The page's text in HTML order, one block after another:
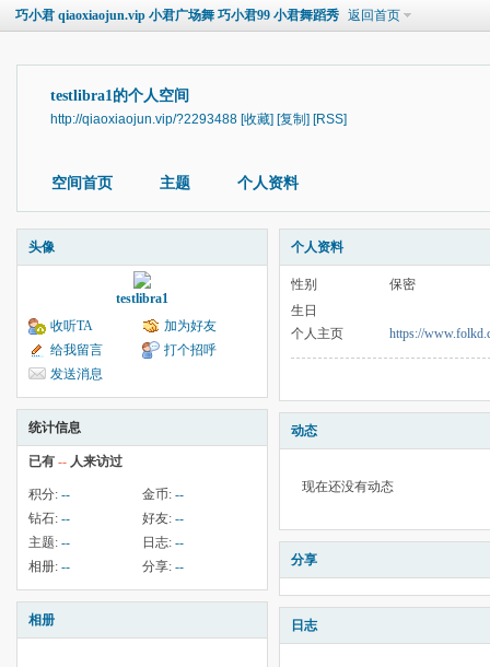
巧小君 qiaoxiaojun.vip 小君广场舞 巧小君99 小君舞蹈秀 返回首页
testlibra1的个人空间
http://qiaoxiaojun.vip/?2293488 [收藏] [复制] [RSS]
空间首页 主题 个人资料
头像
testlibra1
收听TA
加为好友
给我留言
打个招呼
发送消息
统计信息
已有 -- 人来访过
积分: -- 金币: --
钻石: -- 好友: --
主题: -- 日志: --
相册: -- 分享: --
相册
个人资料
性别
保密
生日
个人主页
https://
动态
现在还没有动态
分享
日志